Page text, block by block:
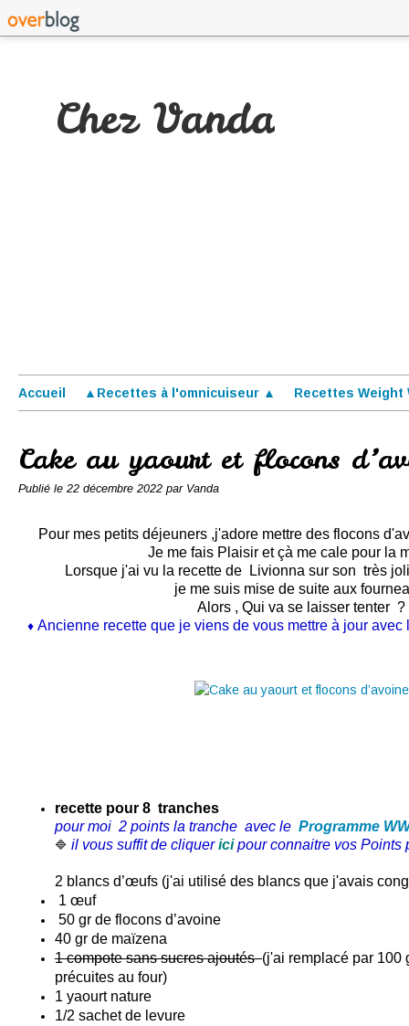
Chez Vanda
Accueil ▲Recettes à l'omnicuiseur ▲ Recettes Weight
Cake au yaourt et flocons
Publié le 22 décembre 2022 par Vanda
Pour mes petits déjeuners ,j'adore mettre des flocons
Je me fais Plaisir et çà me cale pour la
Lorsque j'ai vu la recette de Livionna sur son très
je me suis mise de suite aux
Alors , Qui va se laisser tenter ?
♦ Ancienne recette que je viens de vous mettre à jour avec
recette pour 8 tranches
pour moi 2 points la tranche avec le Programme
🔷 il vous suffit de cliquer icipour connaitre vos Points
2 blancs d’œufs (j'ai utilisé des blancs que j'avais
1 œuf
50 gr de flocons d’avoine
40 gr de maïzena
1 compote sans sucres ajoutés(j'ai remplacé par 100
précuites au four)
1 yaourt nature
1/2 sachet de levure